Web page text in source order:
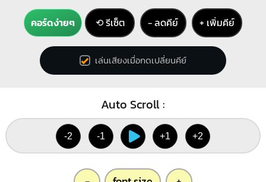
คอร์ดง่ายๆ ⟲ รีเซ็ต − ลดคีย์ + เพิ่มคีย์
เล่นเสียงเมื่อกดเปลี่ยนคีย์
Auto Scroll :
-2 -1 +1 +2